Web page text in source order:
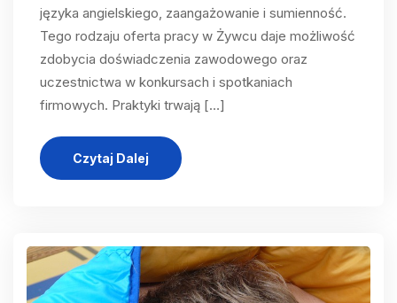
języka angielskiego, zaangażowanie i sumienność.
Tego rodzaju oferta pracy w Żywcu daje możliwość
zdobycia doświadczenia zawodowego oraz
uczestnictwa w konkursach i spotkaniach
firmowych. Praktyki trwają […]
Czytaj Dalej